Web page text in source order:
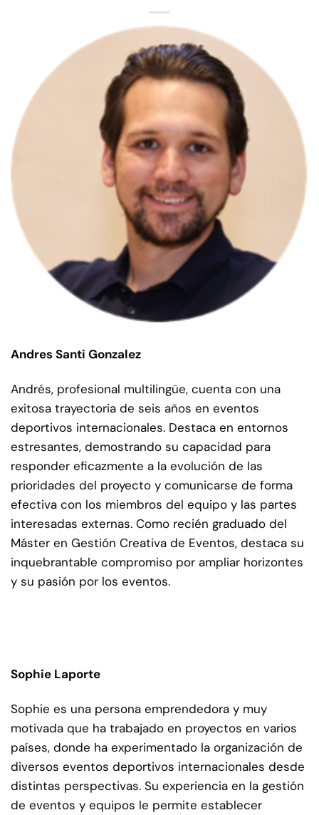
Andres Santi Gonzalez
Andrés, profesional multilingüe, cuenta con una
exitosa trayectoria de seis años en eventos
deportivos internacionales. Destaca en entornos
estresantes, demostrando su capacidad para
responder eficazmente a la evolución de las
prioridades del proyecto y comunicarse de forma
efectiva con los miembros del equipo y las partes
interesadas externas. Como recién graduado del
Máster en Gestión Creativa de Eventos, destaca su
inquebrantable compromiso por ampliar horizontes
y su pasión por los eventos.
Sophie Laporte
Sophie es una persona emprendedora y muy
motivada que ha trabajado en proyectos en varios
países, donde ha experimentado la organización de
diversos eventos deportivos internacionales desde
distintas perspectivas. Su experiencia en la gestión
de eventos y equipos le permite establecer